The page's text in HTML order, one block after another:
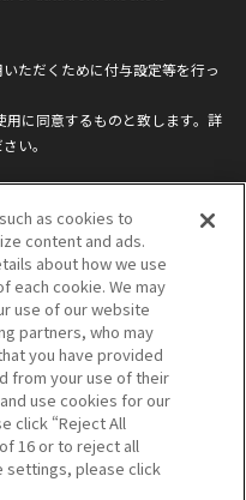
ただくために付与設定等を行っ
に同意するものと致します。詳
い。
Do Not Sell or Share My
Personal Information
ソーシャルメディアポリシー
お問い合わせ
as cookies to
content and ads.
about how we use
each cookie. We may
use of our website
partners, who may
you have provided
from your use of their
use cookies for our
click “Reject All
16 or to reject all
settings, please click